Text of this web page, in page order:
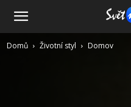
Domů Životní styl Domov